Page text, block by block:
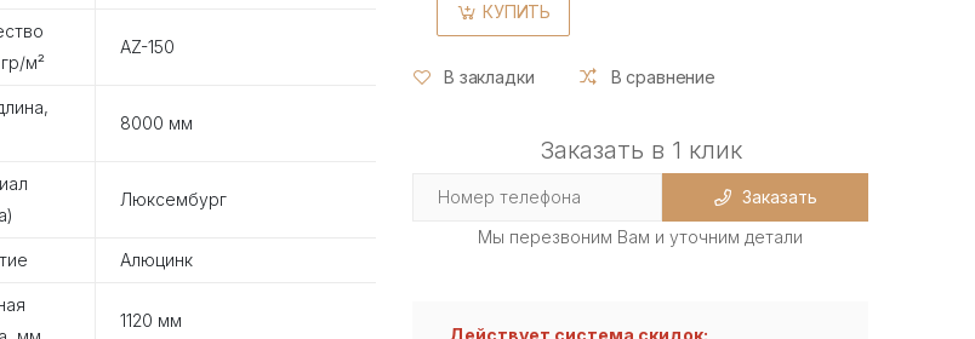
м²
AZ-150
8000 мм
Люксембург
Алюцинк
1120 мм
КУПИТЬ
В закладки В сравнение
Заказать в 1 клик
Заказать
Мы перезвоним Вам и уточним детали
Действует система скидок: